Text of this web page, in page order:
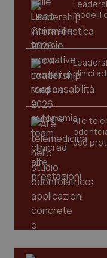
modelli
clinici
AI e
uso